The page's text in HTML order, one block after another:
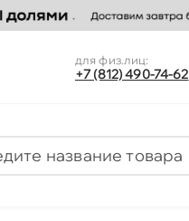
для физ.лиц:
+7 (812) 490-74-62